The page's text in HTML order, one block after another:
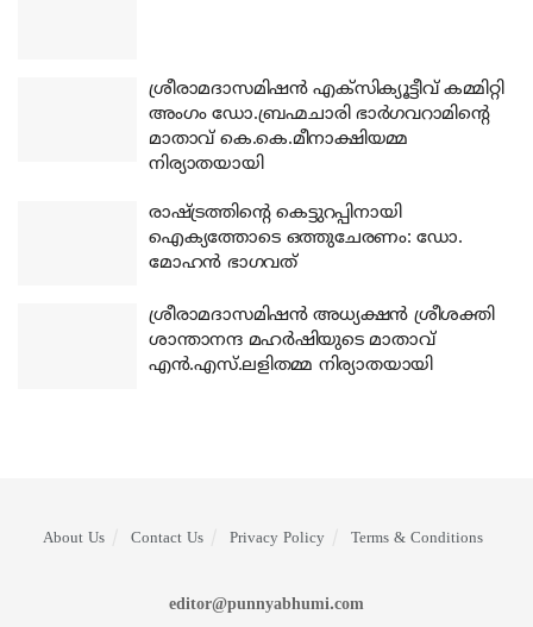
ശ്രീരാമദാസമിഷന്‍ എക്‌സിക്യൂട്ടീവ് കമ്മിറ്റി
അംഗം ഡോ.ബ്രഹ്മചാരി ഭാര്‍ഗവറാമിന്റെ
മാതാവ് കെ.കെ.മീനാക്ഷിയമ്മ
നിര്യാതയായി
രാഷ്ട്രത്തിന്റെ കെട്ടുറപ്പിനായി
ഐക്യത്തോടെ ഒത്തുചേരണം: ഡോ.
മോഹന്‍ ഭാഗവത്
ശ്രീരാമദാസമിഷന്‍ അധ്യക്ഷന്‍ ശ്രീശക്തി
ശാന്താനന്ദ മഹര്‍ഷിയുടെ മാതാവ്
എന്‍.എസ്.ലളിതമ്മ നിര്യാതയായി
About Us Contact Us Privacy Policy Terms & Conditions
editor@punnyabhumi.com